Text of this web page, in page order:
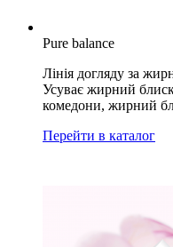
Pure balance
Лінія догляду за
Усуває жирний
комедони, жирний
Перейти в каталог